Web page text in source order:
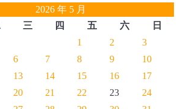
2026 年 5 月
三 四 五 六
日
1
2
3
6 7 8 9
10
13 14 15 16
17
20 21 22 23
24